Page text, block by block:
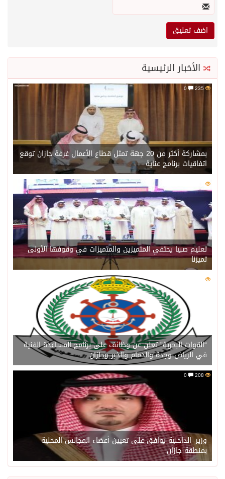
الأخبار الرئيسية
235
بمشاركة أكثر من 20 جهة تمثل قطاع الأعمال غرفة جازان توقع
اتفاقيات برنامج عناية
218
تعليم صبيا يحتفي المتميزين والمتميزات في وقوفها الأولى
تميزنا
211
“القوات البحرية” تعلن عن وظائف على برنامج المساعدة الفنية
في الرياض وجدة والدمام والخبر وجازان
208
وزير_الداخلية يوافق على تعيين أعضاء المجالس المحلية
بمنطقة جازان